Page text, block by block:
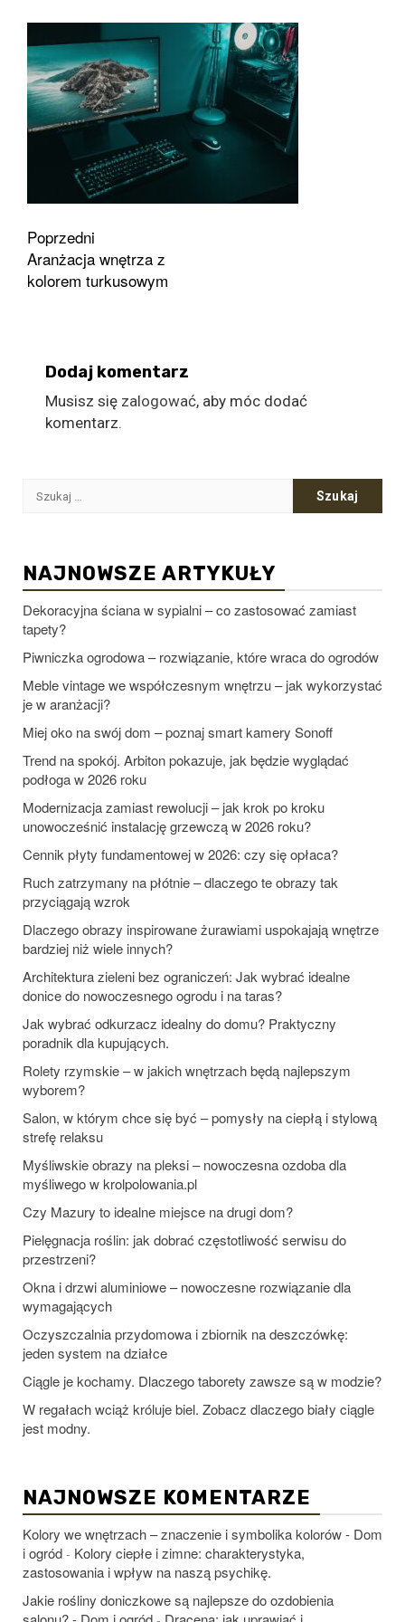
Zobacz
wpisy
Poprzedni
Aranżacja wnętrza z
kolorem turkusowym
Dodaj komentarz
Musisz się zalogować, aby móc dodać
komentarz.
Szukaj:
NAJNOWSZE ARTYKUŁY
Dekoracyjna ściana w sypialni – co zastosować zamiast
tapety?
Piwniczka ogrodowa – rozwiązanie, które wraca do ogrodów
Meble vintage we współczesnym wnętrzu – jak wykorzystać
je w aranżacji?
Miej oko na swój dom – poznaj smart kamery Sonoff
Trend na spokój. Arbiton pokazuje, jak będzie wyglądać
podłoga w 2026 roku
Modernizacja zamiast rewolucji – jak krok po kroku
unowocześnić instalację grzewczą w 2026 roku?
Cennik płyty fundamentowej w 2026: czy się opłaca?
Ruch zatrzymany na płótnie – dlaczego te obrazy tak
przyciągają wzrok
Dlaczego obrazy inspirowane żurawiami uspokajają wnętrze
bardziej niż wiele innych?
Architektura zieleni bez ograniczeń: Jak wybrać idealne
donice do nowoczesnego ogrodu i na taras?
Jak wybrać odkurzacz idealny do domu? Praktyczny
poradnik dla kupujących.
Rolety rzymskie – w jakich wnętrzach będą najlepszym
wyborem?
Salon, w którym chce się być – pomysły na ciepłą i stylową
strefę relaksu
Myśliwskie obrazy na pleksi – nowoczesna ozdoba dla
myśliwego w krolpolowania.pl
Czy Mazury to idealne miejsce na drugi dom?
Pielęgnacja roślin: jak dobrać częstotliwość serwisu do
przestrzeni?
Okna i drzwi aluminiowe – nowoczesne rozwiązanie dla
wymagających
Oczyszczalnia przydomowa i zbiornik na deszczówkę:
jeden system na działce
Ciągle je kochamy. Dlaczego taborety zawsze są w modzie?
W regałach wciąż króluje biel. Zobacz dlaczego biały ciągle
jest modny.
NAJNOWSZE KOMENTARZE
Kolory we wnętrzach – znaczenie i symbolika kolorów - Dom
i ogród - Kolory ciepłe i zimne: charakterystyka,
zastosowania i wpływ na naszą psychikę.
Jakie rośliny doniczkowe są najlepsze do ozdobienia